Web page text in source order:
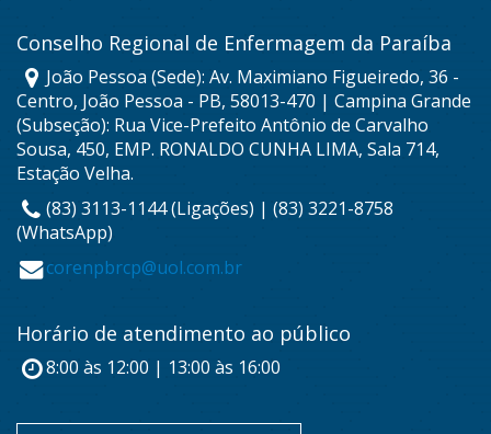
Conselho Regional de Enfermagem da Paraíba
João Pessoa (Sede): Av. Maximiano Figueiredo, 36 -
Centro, João Pessoa - PB, 58013-470 | Campina Grande
(Subseção): Rua Vice-Prefeito Antônio de Carvalho
Sousa, 450, EMP. RONALDO CUNHA LIMA, Sala 714,
Estação Velha.
(83) 3113-1144 (Ligações) | (83) 3221-8758
(WhatsApp)
corenpbrcp@uol.com.br
Horário de atendimento ao público
8:00 às 12:00 | 13:00 às 16:00